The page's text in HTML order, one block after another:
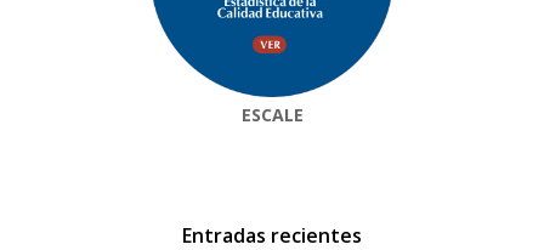
ESCALE
Entradas recientes